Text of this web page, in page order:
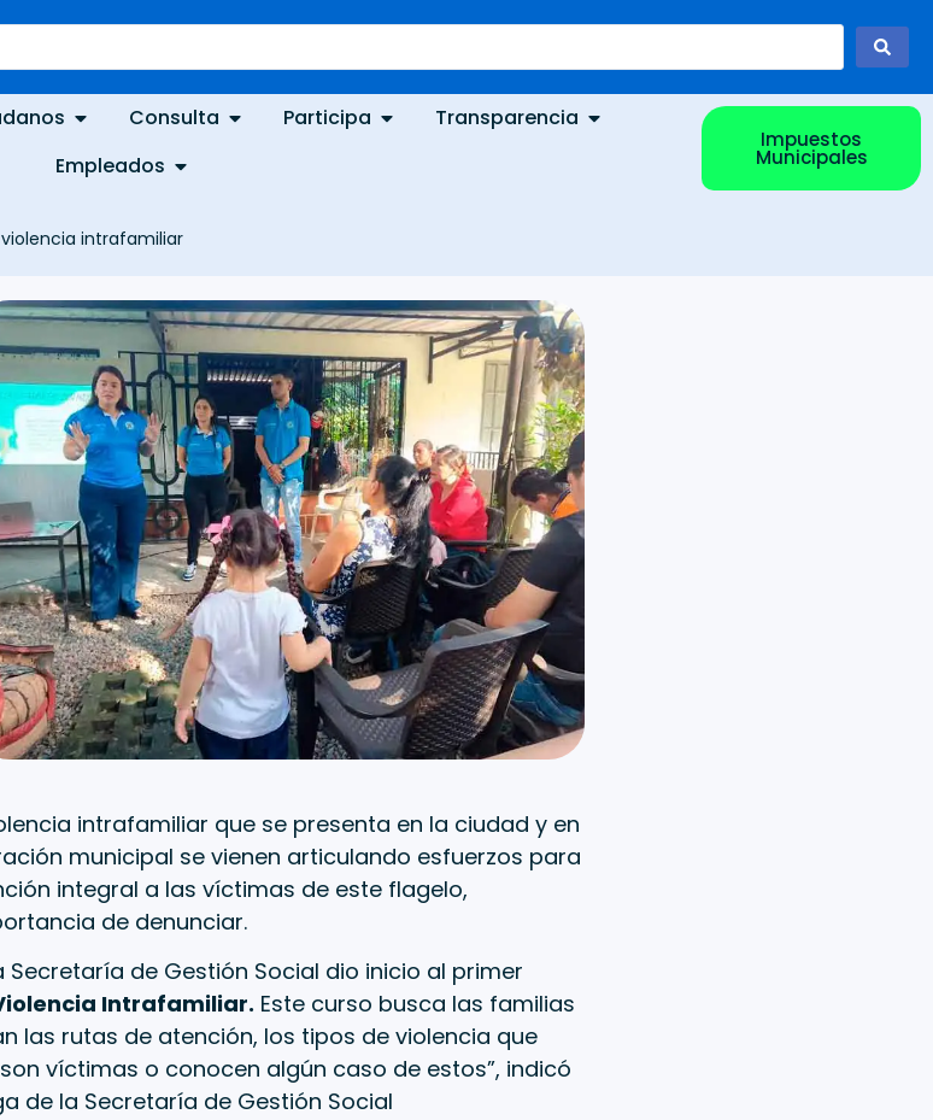
Consulta Participa
Transparencia
Empleados
Impuestos
Municipales
intrafamiliar
intrafamiliar que se presenta en la ciudad y en
municipal se vienen articulando esfuerzos para
integral a las víctimas de este flagelo,
de denunciar.
Secretaría de Gestión Social dio inicio al primer
Intrafamiliar. Este curso busca las familias
las rutas de atención, los tipos de violencia que
víctimas o conocen algún caso de estos”, indicó
de la Secretaría de Gestión Social